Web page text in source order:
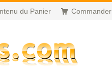
du Panier Commander